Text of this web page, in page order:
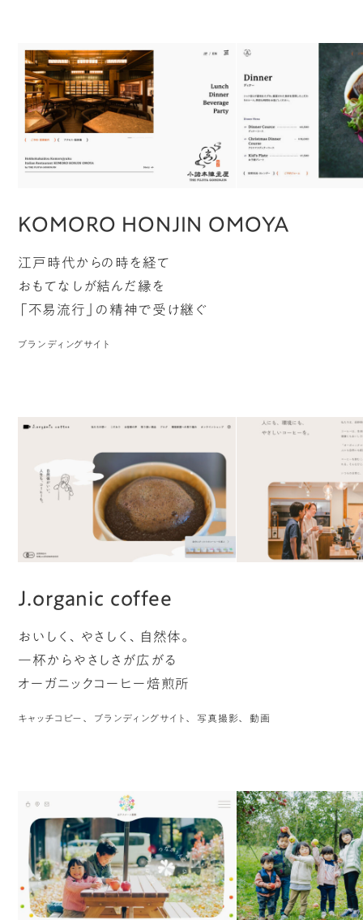
KOMORO HONJIN OMOYA
江戸時代からの時を経て
おもてなしが結んだ縁を
「不易流行」の精神で受け継ぐ
ブランディングサイト
J.organic coffee
おいしく、やさしく、自然体。
一杯からやさしさが広がる
オーガニックコーヒー焙煎所
キャッチコピー ブランディングサイト 写真撮影 動画